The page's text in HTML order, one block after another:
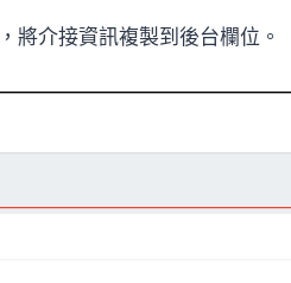
，將介接資訊複製到後台欄位。